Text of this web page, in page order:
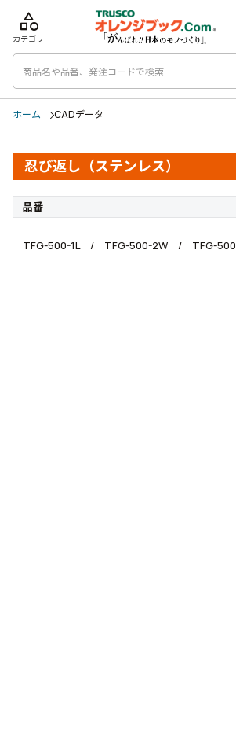
category
カテゴリ
ホーム CADデータ
忍び返し（ステンレス）
品番
TFG-500-1L / TFG-500-2W / TFG-